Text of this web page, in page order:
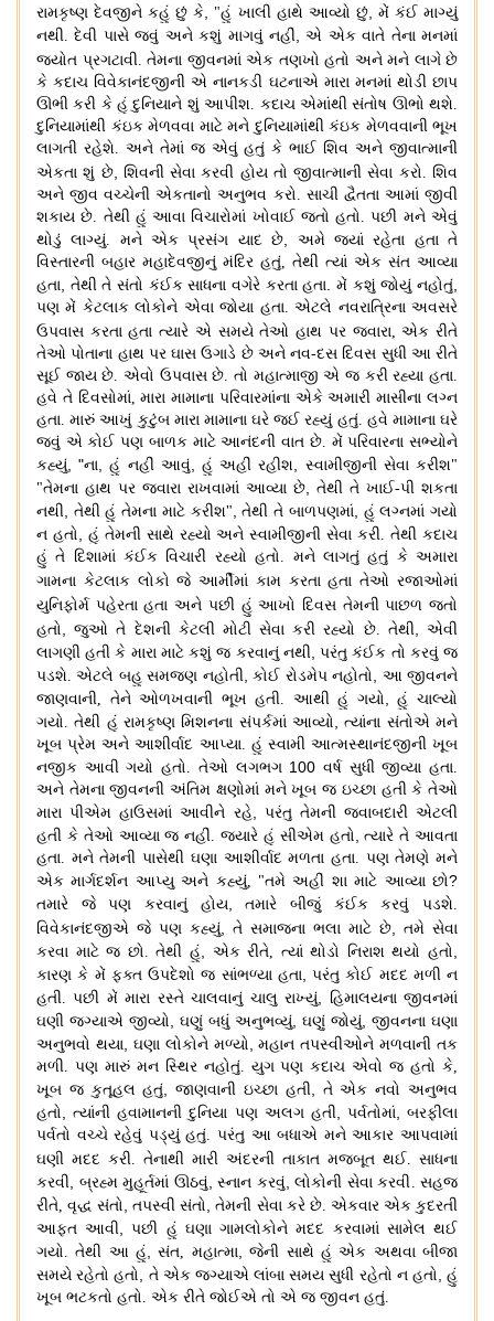
રામકૃષ્ણ દેવજીને કહું છું કે, "હું ખાલી હાથે આવ્યો છું, મેં કંઈ માગ્યું
નથી.દેવી પાસે જવું અને કશું માગવું નહીં,એ એક વાતે તેના મનમાં
જ્યોત પ્રગટાવી. તેમના જીવનમાં એક તણખો હતો અને મને લાગે છે
કે કદાચ વિવેકાનંદજીની એ નાનકડી ઘટનાએ મારા મનમાં થોડી છાપ
ઊભી કરી કે હું દુનિયાને શું આપીશ. કદાચ એમાંથી સંતોષ ઊભો થશે.
દુનિયામાંથી કંઇક મેળવવા માટે મને દુનિયામાંથી કંઇક મેળવવાની ભૂખ
લાગતી રહેશે. અને તેમાં જ એવું હતું કે ભાઈ શિવ અને જીવાત્માની
એકતા શું છે, શિવની સેવા કરવી હોય તો જીવાત્માની સેવા કરો. શિવ
અને જીવ વચ્ચેની એકતાનો અનુભવ કરો. સાચી દ્વૈતતા આમાં જીવી
શકાય છે. તેથી હું આવા વિચારોમાં ખોવાઈ જતો હતો.પછી મને એવું
થોડું લાગ્યું. મને એક પ્રસંગ યાદ છે, અમે જ્યાં રહેતા હતા તે
વિસ્તારની બહાર મહાદેવજીનું મંદિર હતું, તેથી ત્યાં એક સંત આવ્યા
હતા, તેથી તે સંતો કંઈક સાધના વગેરે કરતા હતા.મેં કશું જોયું નહોતું,
પણ મેં કેટલાક લોકોને એવા જોયા હતા.એટલે નવરાત્રિના અવસરે
ઉપવાસ કરતા હતા ત્યારે એ સમયે તેઓ હાથ પર જવારા,એક રીતે
તેઓ પોતાના હાથ પર ઘાસ ઉગાડે છે અને નવ-દસ દિવસ સુધી આ રીતે
સૂઈ જાય છે.એવો ઉપવાસ છે.તો મહાત્માજી એ જ કરી રહ્યા હતા.
હવે તે દિવસોમાં,મારા મામાના પરિવારમાંના એકે અમારી માસીના લગ્ન
હતા.મારું આખું કુટુંબ મારા મામાના ઘરે જઈ રહ્યું હતું. હવે મામાના ઘરે
જવું એ કોઈ પણ બાળક માટે આનંદની વાત છે. મેં પરિવારના સભ્યોને
કહ્યું, "ના,હું નહીં આવું,હું અહીં રહીશ, સ્વામીજીની સેવા કરીશ"
"તેમના હાથ પર જવારા રાખવામાં આવ્યા છે, તેથી તે ખાઈ-પી શકતા
નથી, તેથી હું તેમના માટે કરીશ",તેથી તે બાળપણમાં, હું લગ્નમાં ગયો
ન હતો, હું તેમની સાથે રહ્યો અને સ્વામીજીની સેવા કરી.તેથી કદાચ
હું તે દિશામાં કંઈક વિચારી રહ્યો હતો. મને લાગતું હતું કે અમારા
ગામના કેટલાક લોકો જે આર્મીમાં કામ કરતા હતા તેઓ રજાઓમાં
યુનિફોર્મ પહેરતા હતા અને પછી હું આખો દિવસ તેમની પાછળ જતો
હતો,જુઓ તે દેશની કેટલી મોટી સેવા કરી રહ્યો છે. તેથી,એવી
લાગણી હતી કે મારા માટે કશું જ કરવાનું નથી,પરંતુ કંઈક તો કરવું જ
પડશે.એટલે બહુ સમજણ નહોતી,કોઈ રોડમેપ નહોતો, આ જીવનને
જાણવાની, તેને ઓળખવાની ભૂખ હતી. આથી હું ગયો,હું ચાલ્યો
ગયો.તેથી હું રામકૃષ્ણ મિશનના સંપર્કમાં આવ્યો,ત્યાંના સંતોએ મને
ખૂબ પ્રેમ અને આશીર્વાદ આપ્યા. હું સ્વામી આત્મસ્થાનંદજીની ખૂબ
નજીક આવી ગયો હતો. તેઓ લગભગ 100 વર્ષ સુધી જીવ્યા હતા.
અને તેમના જીવનની અંતિમ ક્ષણોમાં મને ખૂબ જ ઇચ્છા હતી કે તેઓ
મારા પીએમ હાઉસમાં આવીને રહે, પરંતુ તેમની જવાબદારી એટલી
હતી કે તેઓ આવ્યા જ નહીં.જ્યારે હું સીએમ હતો,ત્યારે તે આવતા
હતા. મને તેમની પાસેથી ઘણા આશીર્વાદ મળતા હતા. પણ તેમણે મને
એક માર્ગદર્શન આપ્યુ અને કહ્યું, "તમે અહીં શા માટે આવ્યા છો?
તમારે જે પણ કરવાનું હોય,તમારે બીજું કંઈક કરવું પડશે.
વિવેકાનંદજીએ જે પણ કહ્યું, તે સમાજના ભલા માટે છે, તમે સેવા
કરવા માટે જ છો.તેથી હું, એક રીતે, ત્યાં થોડો નિરાશ થયો હતો,
કારણ કે મેં ફક્ત ઉપદેશો જ સાંભળ્યા હતા, પરંતુ કોઈ મદદ મળી ન
હતી.પછી મેં મારા રસ્તે ચાલવાનું ચાલુ રાખ્યું, હિમાલયના જીવનમાં
ઘણી જગ્યાએ જીવ્યો, ઘણું બધું અનુભવ્યું, ઘણું જોયું, જીવનના ઘણા
અનુભવો થયા, ઘણા લોકોને મળ્યો,મહાન તપસ્વીઓને મળવાની તક
મળી. પણ મારું મન સ્થિર નહોતું. યુગ પણ કદાચ એવો જ હતો કે,
ખૂબ જ કુતૂહલ હતું,જાણવાની ઇચ્છા હતી, તે એક નવો અનુભવ
હતો,ત્યાંની હવામાનની દુનિયા પણ અલગ હતી, પર્વતોમાં, બરફીલા
પર્વતો વચ્ચે રહેવું પડ્યું હતું.પરંતુ આ બધાએ મને આકાર આપવામાં
ઘણી મદદ કરી. તેનાથી મારી અંદરની તાકાત મજબૂત થઈ . સાધના
કરવી, બ્રહ્મ મુહૂર્તમાં ઊઠવું,સ્નાન કરવું,લોકોની સેવા કરવી.સહજ
રીતે,વૃદ્ધ સંતો,તપસ્વી સંતો,તેમની સેવા કરે છે. એકવાર એક કુદરતી
આફત આવી,પછી હું ઘણા ગામલોકોને મદદ કરવામાં સામેલ થઈ
ગયો.તેથી આ હું,સંત, મહાત્મા,જેની સાથે હું એક અથવા બીજા
સમયે રહેતો હતો, તે એક જગ્યાએ લાંબા સમય સુધી રહેતો ન હતો,હું
ખૂબ ભટકતો હતો. એક રીતે જોઈએ તો એ જ જીવન હતું.